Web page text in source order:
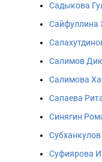
Садыкова
Сайфуллина
Салимов
Салимова
Сапаева
Синягин
Суфиярова